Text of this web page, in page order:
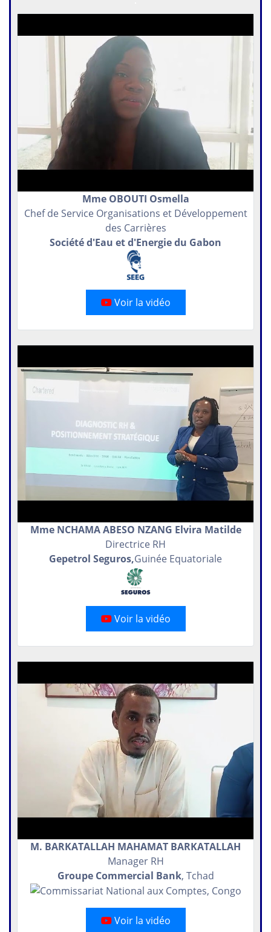
Mme OBOUTI Osmella
Chef de Service Organisations et Développement
des Carrières
Société d'Eau et d'Energie du Gabon
Voir la vidéo
Mme NCHAMA ABESO NZANG Elvira Matilde
Directrice RH
Gepetrol Seguros,Guinée Equatoriale
Voir la vidéo
M. BARKATALLAH MAHAMAT BARKATALLAH
Manager RH
Groupe Commercial Bank, Tchad
Voir la vidéo